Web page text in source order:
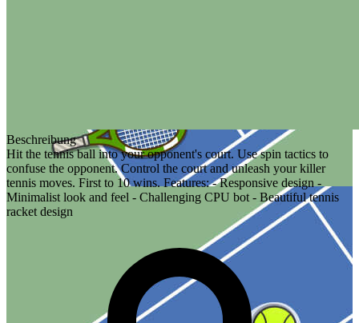
Beschreibung
Hit the tennis ball into your opponent's court. Use spin tactics to
confuse the opponent. Control the court and unleash your killer
tennis moves. First to 10 wins. Features: - Responsive design -
Minimalist look and feel - Challenging CPU bot - Beautiful tennis
racket design